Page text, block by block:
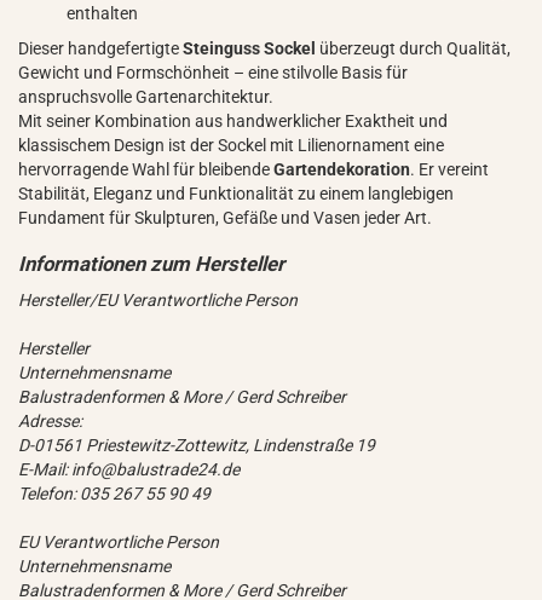
enthalten
Dieser handgefertigteSteinguss Sockel überzeugt durch Qualität,
Gewicht und Formschönheit – eine stilvolle Basis für
anspruchsvolle Gartenarchitektur.
Mit seiner Kombination aus handwerklicher Exaktheit und
klassischem Design ist der Sockel mit Lilienornament eine
hervorragende Wahl für bleibendeGartendekoration. Er vereint
Stabilität, Eleganz und Funktionalität zu einem langlebigen
Fundament für Skulpturen, Gefäße und Vasen jeder Art.
Hersteller/EU Verantwortliche Person
Hersteller
Unternehmensname
Balustradenformen & More / Gerd Schreiber
Adresse:
D-01561 Priestewitz-Zottewitz, Lindenstraße 19
E-Mail: info@balustrade24.de
Telefon: 035 267 55 90 49
EU Verantwortliche Person
Unternehmensname
Balustradenformen & More / Gerd Schreiber